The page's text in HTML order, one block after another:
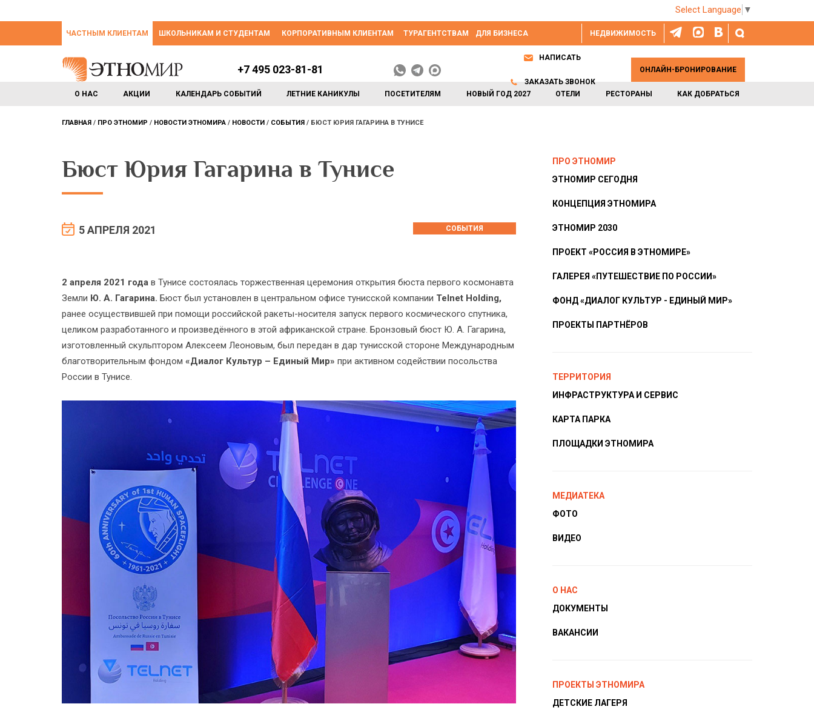
Select Language ▼
НЕДВИЖИМОСТЬ
ЧАСТНЫМ КЛИЕНТАМ ШКОЛЬНИКАМ И СТУДЕНТАМ КОРПОРАТИВНЫМ КЛИЕНТАМ ТУРАГЕНТСТВАМ ДЛЯ БИЗНЕСА
О НАС АКЦИИ КАЛЕНДАРЬ СОБЫТИЙ ЛЕТНИЕ КАНИКУЛЫ ПОСЕТИТЕЛЯМ НОВЫЙ ГОД 2027 ОТЕЛИ РЕСТОРАНЫ КАК ДОБРАТЬСЯ
+7 495 023-81-81
НАПИСАТЬ
ЗАКАЗАТЬ ЗВОНОК
ОНЛАЙН-БРОНИРОВАНИЕ
ГЛАВНАЯ ПРО ЭТНОМИР НОВОСТИ ЭТНОМИРА НОВОСТИ СОБЫТИЯ БЮСТ ЮРИЯ ГАГАРИНА В ТУНИСЕ
Бюст Юрия Гагарина в Тунисе
5 АПРЕЛЯ 2021 СОБЫТИЯ
2 апреля 2021 года в Тунисе состоялась торжественная церемония открытия бюста первого космонавта
Земли Ю. А. Гагарина. Бюст был установлен в центральном офисе тунисской компании Telnet Holding,
ранее осуществившей при помощи российской ракеты-носителя запуск первого космического спутника,
целиком разработанного и произведённого в этой африканской стране. Бронзовый бюст Ю. А. Гагарина,
изготовленный скульптором Алексеем Леоновым, был передан в дар тунисской стороне Международным
благотворительным фондом «Диалог Культур – Единый Мир» при активном содействии посольства
России в Тунисе.
ПРО ЭТНОМИР
ЭТНОМИР СЕГОДНЯ
КОНЦЕПЦИЯ ЭТНОМИРА
ЭТНОМИР 2030
ПРОЕКТ «РОССИЯ В ЭТНОМИРЕ»
ГАЛЕРЕЯ «ПУТЕШЕСТВИЕ ПО РОССИИ»
ФОНД «ДИАЛОГ КУЛЬТУР - ЕДИНЫЙ МИР»
ПРОЕКТЫ ПАРТНЁРОВ
ТЕРРИТОРИЯ
ИНФРАСТРУКТУРА И СЕРВИС
КАРТА ПАРКА
ПЛОЩАДКИ ЭТНОМИРА
МЕДИАТЕКА
ФОТО
ВИДЕО
О НАС
ДОКУМЕНТЫ
ВАКАНСИИ
ПРОЕКТЫ ЭТНОМИРА
ДЕТСКИЕ ЛАГЕРЯ